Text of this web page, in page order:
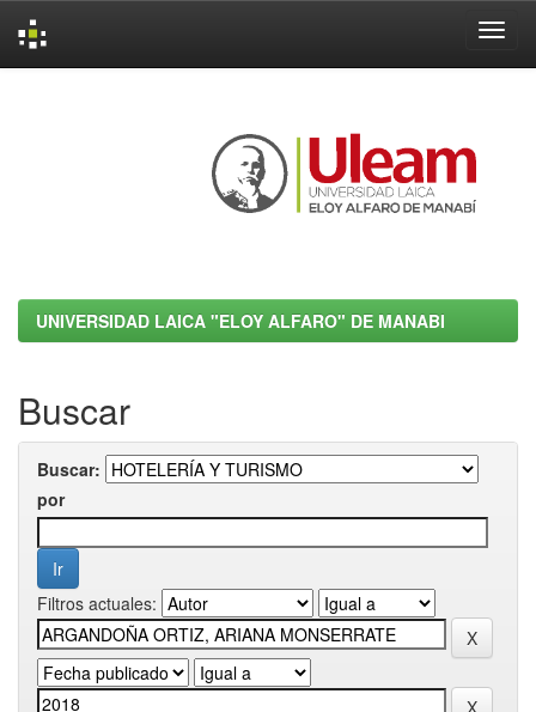
UNIVERSIDAD LAICA "ELOY ALFARO" DE MANABI
Buscar
Buscar:
por
Filtros actuales: